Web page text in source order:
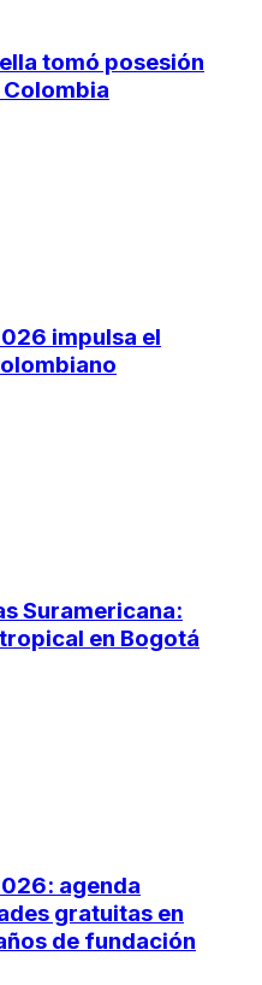
tomó posesión
impulsa el
Suramericana:
en Bogotá
agenda
gratuitas en
de fundación